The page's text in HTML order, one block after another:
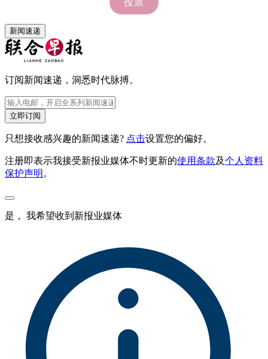
新闻速递
订阅新闻速递，洞悉时代脉搏。
立即订阅
只想接收感兴趣的新闻速递? 点击设置您的偏好。
注册即表示我接受新报业媒体不时更新的使用条款及个人资料
保护声明 。
是， 我希望收到新报业媒体